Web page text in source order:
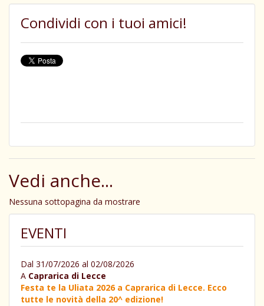
Condividi con i tuoi amici!
Vedi anche...
Nessuna sottopagina da mostrare
EVENTI
Dal 31/07/2026 al 02/08/2026
A Caprarica di Lecce
Festa te la Uliata 2026 a Caprarica di Lecce. Ecco
tutte le novità della 20^ edizione!